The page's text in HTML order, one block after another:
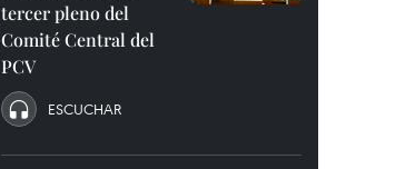
tercer pleno del
Comité Central del
PCV
ESCUCHAR